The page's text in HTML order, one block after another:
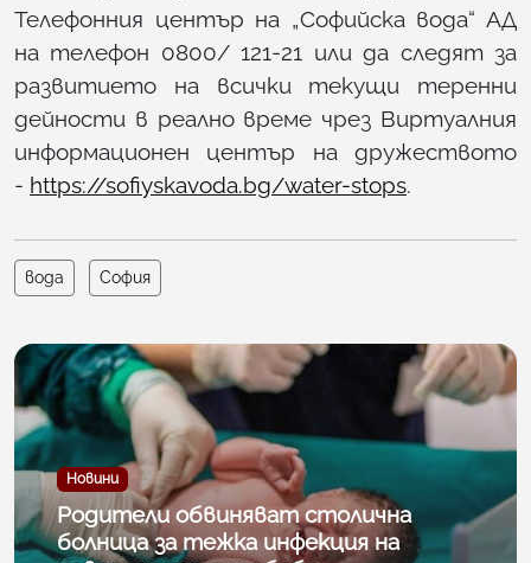
Телефонния център на „Софийска вода“ АД
на телефон 0800/ 121-21 или да следят за
развитието на всички текущи теренни
дейности в реално време чрез Виртуалния
информационен център на дружеството
- https://sofiyskavoda.bg/water-stops.
вода София
Новини
Родители обвиняват столична
болница за тежка инфекция на